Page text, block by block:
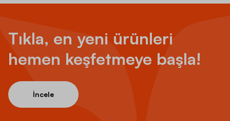
Tıkla, en yeni ürünleri
hemen keşfetmeye başla!
İncele